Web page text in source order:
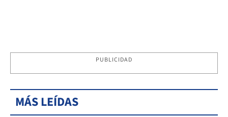
PUBLICIDAD
MÁS LEÍDAS